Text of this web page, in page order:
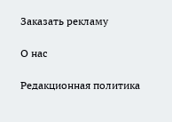
Заказать рекламу
О нас
Редакционная политика